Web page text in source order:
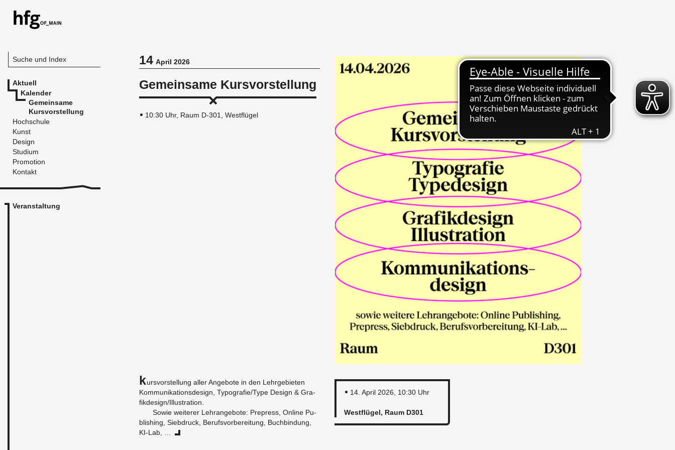
Suche und Index
Aktuell
Kalender
Gemeinsame
Kursvorstellung
Hochschule
Kunst
Design
Studium
Promotion
Kontakt
Veranstaltung
14April 2026
Gemeinsame Kursvorstellung
10:30 Uhr, Raum D-301, Westflügel
Kurs­vor­stel­lung aller An­ge­bo­te in den Lehr­ge­bie­ten
Kom­mu­ni­ka­ti­ons­de­sign, Ty­po­gra­fie/Type De­sign & Gra­
fik­de­sign/Il­lus­tra­ti­on.
Sowie wei­te­rer Lehr­an­ge­bo­te: Pre­press, On­line Pu­
blis­hing, Sieb­druck, Be­rufs­vor­be­rei­tung, Buch­bin­dung,
KI-Lab, …
14. April 2026, 10:30 Uhr
West­flü­gel, Raum D301